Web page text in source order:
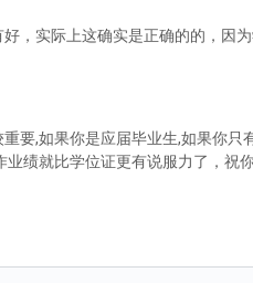
，实际上这确实是正确的的，因
要,如果你是应届毕业生,如果你
业绩就比学位证更有说服力了，祝